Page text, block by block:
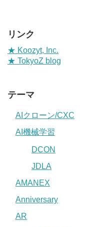
リンク
★ Koozyt, Inc.
★ TokyoZ blog
テーマ
AIクローン/CXC
AI機械学習
DCON
JDLA
AMANEX
Anniversary
AR